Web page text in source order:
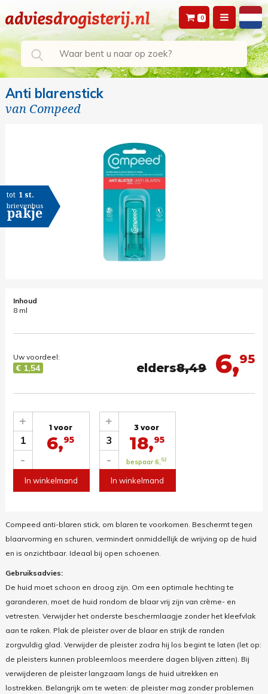
0
Anti blarenstick
van Compeed
tot 1 st.
brievenbus
pakje
Inhoud
8 ml
6,95
elders8,49
Uw voordeel:
€ 1,54
1
-
+ 1 voor
6,95
In winkelmand
3
-
+ 3 voor
18,95
bespaar 6, 52
In winkelmand
Compeed anti-blaren stick, om blaren te voorkomen. Beschermt tegen
blaarvorming en schuren, vermindert onmiddellijk de wrijving op de huid
en is onzichtbaar. Ideaal bij open schoenen.
Gebruiksadvies:
De huid moet schoon en droog zijn. Om een optimale hechting te
garanderen, moet de huid rondom de blaar vrij zijn van crème- en
vetresten. Verwijder het onderste beschermlaagje zonder het kleefvlak
aan te raken. Plak de pleister over de blaar en strijk de randen
zorgvuldig glad. Verwijder de pleister zodra hij los begint te laten (let op:
de pleisters kunnen probleemloos meerdere dagen blijven zitten). Bij
verwijderen de pleister langzaam langs de huid uitrekken en
lostrekken. Belangrijk om te weten: de pleister mag zonder problemen